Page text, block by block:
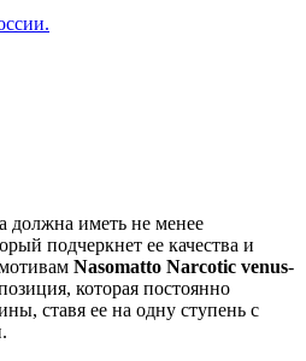
должна иметь не менее
подчеркнет ее качества и
Nasomatto Narcotic venus-
которая постоянно
ставя ее на одну ступень с